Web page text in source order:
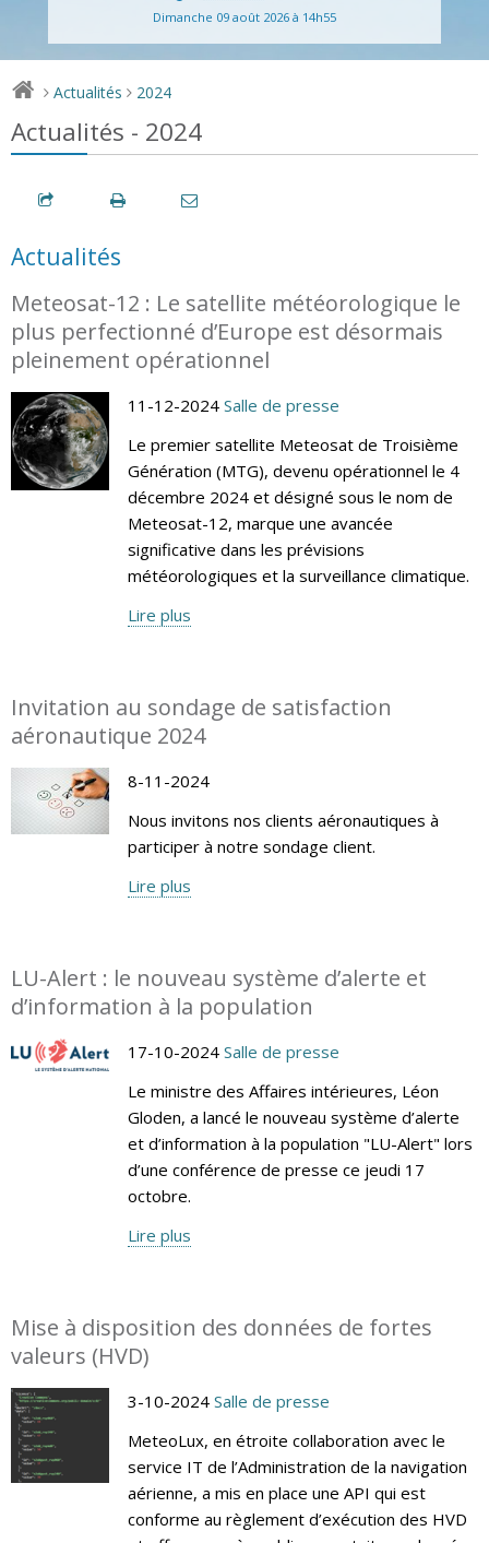
Dimanche 09 août 2026 à 14h55
> Actualités > 2024
Actualités - 2024
Actualités
Meteosat-12 : Le satellite météorologique le
plus perfectionné d’Europe est désormais
pleinement opérationnel
11-12-2024 Salle de presse
Le premier satellite Meteosat de Troisième
Génération (MTG), devenu opérationnel le 4
décembre 2024 et désigné sous le nom de
Meteosat-12, marque une avancée
significative dans les prévisions
météorologiques et la surveillance climatique.
Lire plus
Invitation au sondage de satisfaction
aéronautique 2024
8-11-2024
Nous invitons nos clients aéronautiques à
participer à notre sondage client.
Lire plus
LU-Alert : le nouveau système d’alerte et
d’information à la population
17-10-2024 Salle de presse
Le ministre des Affaires intérieures, Léon
Gloden, a lancé le nouveau système d’alerte
et d’information à la population "LU-Alert" lors
d’une conférence de presse ce jeudi 17
octobre.
Lire plus
Mise à disposition des données de fortes
valeurs (HVD)
3-10-2024 Salle de presse
MeteoLux, en étroite collaboration avec le
service IT de l’Administration de la navigation
aérienne, a mis en place une API qui est
conforme au règlement d’exécution des HVD